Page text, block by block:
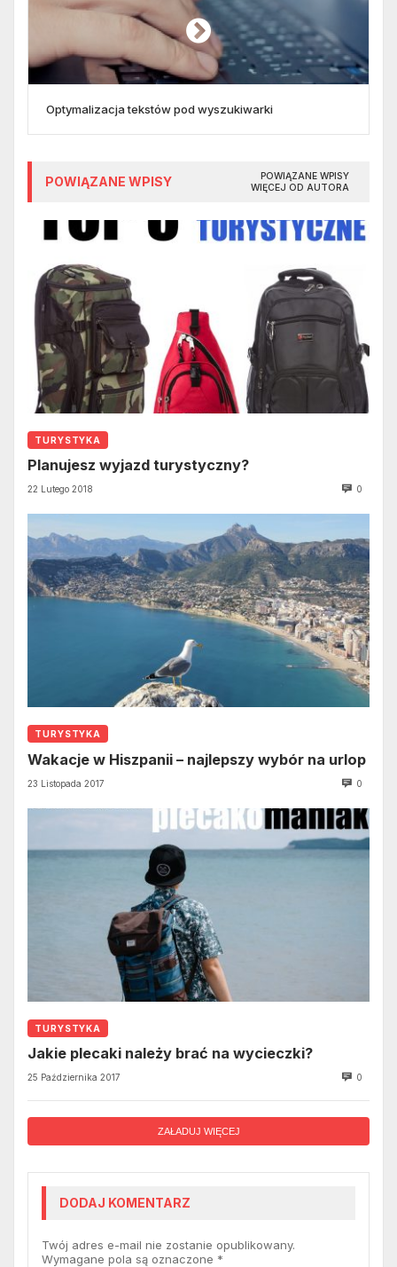
Optymalizacja tekstów pod wyszukiwarki
POWIĄZANE WPISY
POWIĄZANE WPISY
WIĘCEJ OD AUTORA
TURYSTYKA
Planujesz wyjazd turystyczny?
22 Lutego 2018 0
TURYSTYKA
Wakacje w Hiszpanii – najlepszy wybór na urlop
23 Listopada 2017 0
TURYSTYKA
Jakie plecaki należy brać na wycieczki?
25 Października 2017 0
ZAŁADUJ WIĘCEJ
DODAJ KOMENTARZ
Twój adres e-mail nie zostanie opublikowany.
Wymagane pola są oznaczone *